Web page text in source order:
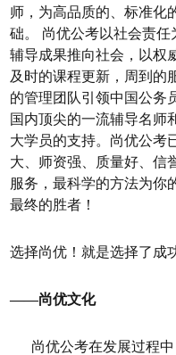
师，为高品质的、标准化
础。 尚优公考以社会责
辅导成果推向社会，以权
及时的课程更新，周到的
的管理团队引领中国公务
国内顶尖的一流辅导名师
大学员的支持。尚优公考
大、师资强、质量好、信
服务，最科学的方法为你
最终的胜者！
选择尚优！就是选择了成
——尚优文化
尚优公考在发展过程中